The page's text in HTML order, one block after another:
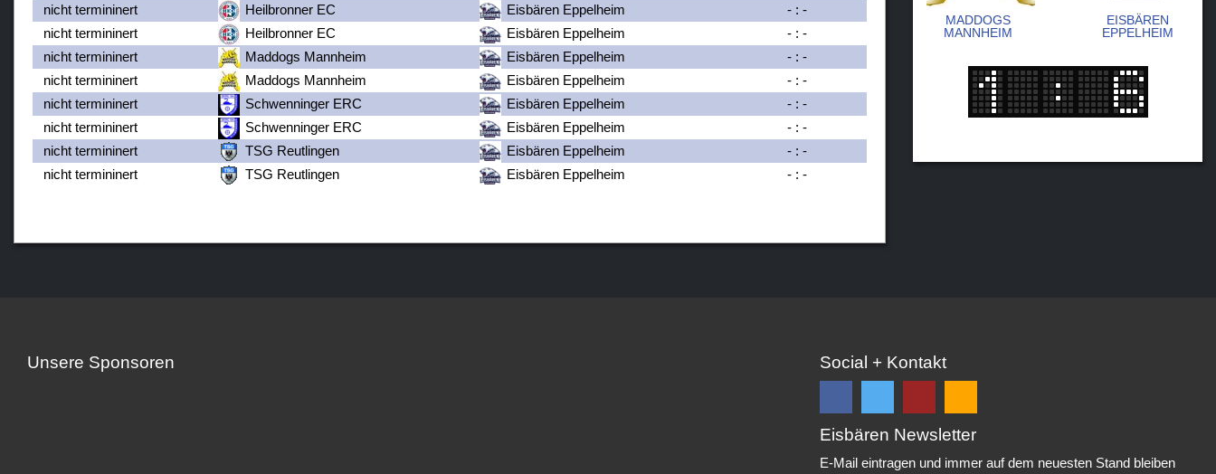
nicht termininert
Heilbronner EC Eisbären Eppelheim -: -
nicht termininert
Heilbronner EC Eisbären Eppelheim -: -
nicht termininert
Maddogs Mannheim Eisbären Eppelheim -: -
nicht termininert
Maddogs Mannheim Eisbären Eppelheim -: -
nicht termininert
Schwenninger ERC Eisbären Eppelheim -: -
nicht termininert
Schwenninger ERC Eisbären Eppelheim -: -
nicht termininert
TSG Reutlingen Eisbären Eppelheim -: -
nicht termininert
TSG Reutlingen Eisbären Eppelheim -: -
MADDOGS
MANNHEIM
EISBÄREN
EPPELHEIM
Unsere Sponsoren Social + Kontakt
Folge Folge EC
Falls
Eisbären Newsletter
E-Mail eintragen und immer auf dem neuesten Stand bleiben